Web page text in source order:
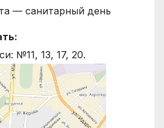
— санитарный день
№11, 13, 17, 20.